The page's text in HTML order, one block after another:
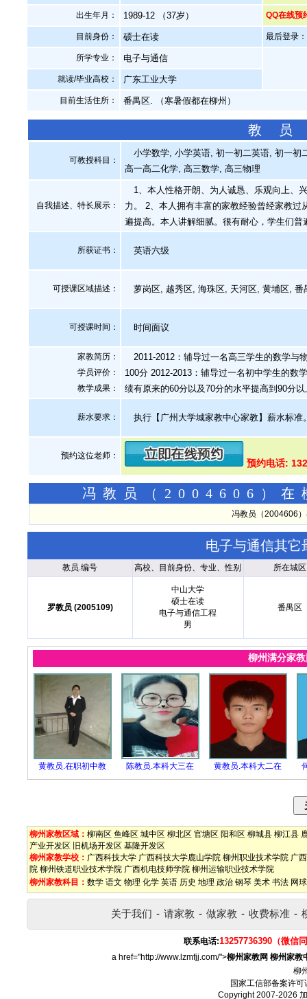
出生年月： 1989-12 （37岁） QQ在线预
目前身份： 硕士在读 最后登录
所学专业： 电子与通信
就读/毕业高校： 广东工业大学
目前生活住所： 番禺区. （寒暑假都在柳州）
教 员
可教授科目：
小学数学, 小学英语, 初一初二英语, 初一初
高一高二化学, 高三数学, 高三物理
自我描述、特长展示 ：
1、本人性格开朗、为人诚恳、乐观向上、
力。 2、本人拥有丰富的家教经验曾经家教
遍提高。本人讲解细腻。很有耐心，学生们
所获证书 ： 英语六级
可授课区域描述： 萝岗区, 越秀区, 海珠区, 天河区, 黄埔区, 番
可授课时间： 时间面议
家教简历：
学员评价：
教学成果：
2011-2012：辅导过一名高三学生的数学与
100分 2012-2013：辅导过一名初中学生的数
绩有原来的60分以及70分的水平提高到90分
薪水要求： 执行【广州大学城家教中心家教】薪水标准
预约这位老师：
预约电话:
冯教员（2004606）在
冯教员（2004606
电子与通信其它
教员.编号 高校、目前身份、专业、性别 所在城区
罗教员 (2005109)
中山大学
硕士在读
电子与通信工程
男
番禺区
柳州满分家
黄教员.在职初中教 陈教员.本科大三在 黄教员.本科大二在
柳州家教区域： 柳南区 鱼峰区 城中区 柳北区 官塘区 阳和区 柳城县 柳江县
产业开发区
旧机场开发区 基隆开发区
柳州家教学校： 广西科技大学 广西科技大学鹿山学院 柳州职业技术学院 广
院 柳州铁道职业技术学院 广西机电技师学院 柳州运输职业技术学院
柳州家教科目： 数学 语文 物理 化学 英语 历史 地理 政治 钢琴 美术 书法 网球
关于我们 - 请家教 - 做家教 - 收费标准 -
联系电话:13257736390（微信
a href="http://www.lzmfjj.com/">柳州家教网 柳州家教
柳
国家工信部备案许可
Copyright 2007-2026